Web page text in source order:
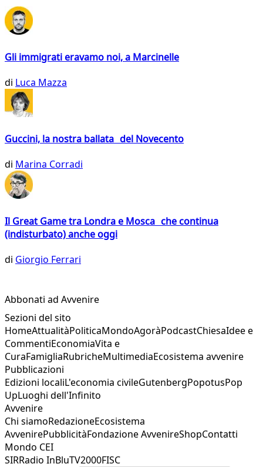
Gli immigrati eravamo noi, a Marcinelle
di Luca Mazza
Guccini, la nostra ballata del Novecento
di Marina Corradi
Il Great Game tra Londra e Mosca che continua
(indisturbato) anche oggi
di Giorgio Ferrari
Abbonati ad Avvenire
Sezioni del sito
HomeAttualitàPoliticaMondoAgoràPodcastChiesaIdee e
CommentiEconomiaVita e
CuraFamigliaRubricheMultimediaEcosistema avvenire
Pubblicazioni
Edizioni localiL'economia civileGutenbergPopotusPop
UpLuoghi dell'Infinito
Avvenire
Chi siamoRedazioneEcosistema
AvvenirePubblicitàFondazione AvvenireShopContatti
Mondo CEI
SIRRadio InBluTV2000FISC